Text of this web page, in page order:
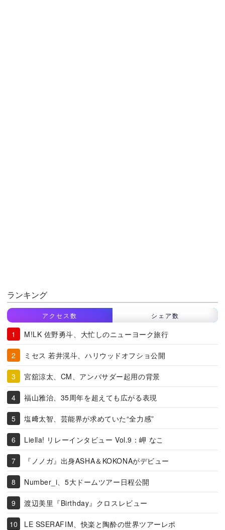
ランキング
アクセス数 シェア数
M!LK 佐野勇斗、大忙しのニューヨーク旅行
ミセス 若井滉斗、ハリウッドオフショ公開
宮舘涼太、CM、アンバサダー起用の背景
福山雅治、35周年を超えても広がる表現
塩﨑太智、芸能界が求めていた“全力感”
Liella! リレーインタビュー Vol.9：岬 なこ
『ノノガ』出身ASHA＆KOKONAがデビュー
Number_i、5大ドームツアー日程公開
渡辺美里『Birthday』クロスレビュー
LE SSERAFIM、快楽と陶酔の世界ツアーレポ